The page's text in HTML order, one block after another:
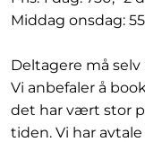
Middag onsdag:
Deltagere må
Vi anbefaler å
det har vært stor
tiden. Vi har